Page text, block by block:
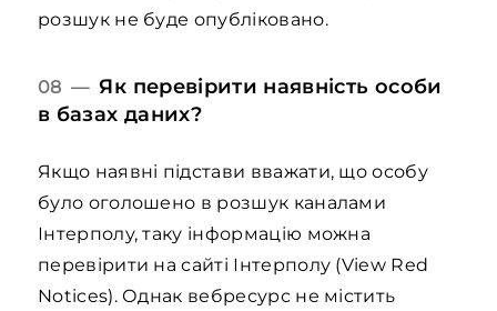
розшук не буде опубліковано.
08 — Як перевірити наявність особи
в базах даних?
Якщо наявні підстави вважати, що особу
було оголошено в розшук каналами
Інтерполу, таку інформацію можна
перевірити на сайті Інтерполу (View Red
Notices). Однак вебресурс не містить